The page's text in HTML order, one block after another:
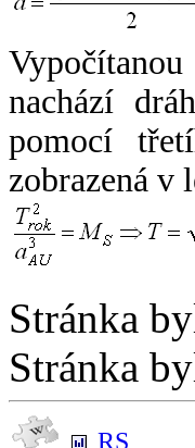
nachází
pomocí
zobrazená v
Stránka
Stránka
RS